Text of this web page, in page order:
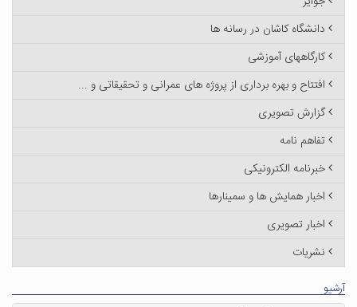
دانشگاه کاشان در رسانه ها
کارگاههای آموزشی
افتتاح و بهره برداری از پروژه های عمرانی و تحقیقاتی و ...
گزارش تصویری
تفاهم نامه
خبرنامه الکترونیکی
اخبار همایش ها و سمینارها
اخبار تصویری
نشریات
آرشیو